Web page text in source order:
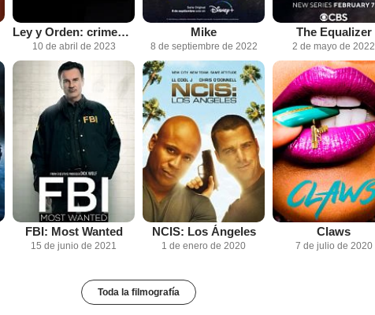
Ley y Orden: crimen organizado
10 de abril de 2023
Mike
8 de septiembre de 2022
The Equalizer
2 de mayo de 2022
FBI: Most Wanted
15 de junio de 2021
NCIS: Los Ángeles
1 de enero de 2020
Claws
7 de julio de 2020
Toda la filmografía